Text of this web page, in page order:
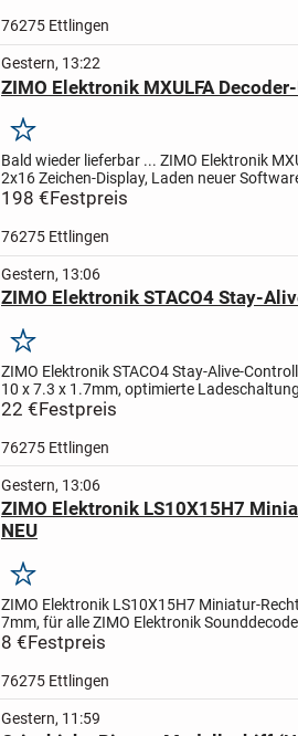
76275 Ettlingen
Gestern, 13:22
ZIMO Elektronik MXULFA
Merken
Bald wieder lieferbar ... ZIMO Elektronik
2x16 Zeichen-Display, Laden neuer
vom USB-Stick über USB-Schnittstelle in
198 €Festpreis
76275 Ettlingen
Gestern, 13:06
ZIMO Elektronik STACO4 Stay-
Merken
ZIMO Elektronik STACO4 Stay-Alive-
10 x 7.3 x 1.7mm, optimierte
Decoder der "Kategorie 1" (also ohne
22 €Festpreis
76275 Ettlingen
Gestern, 13:06
ZIMO Elektronik LS10X15H7
NEU
Merken
ZIMO Elektronik LS10X15H7 Miniatur-
7mm, für alle ZIMO Elektronik
voller Lautstärke bei Decoder mit 3W
8 €Festpreis
76275 Ettlingen
Gestern, 11:59